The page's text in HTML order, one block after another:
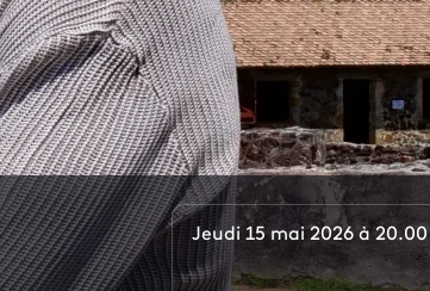
Jeudi 15 mai 2026 à 20.00